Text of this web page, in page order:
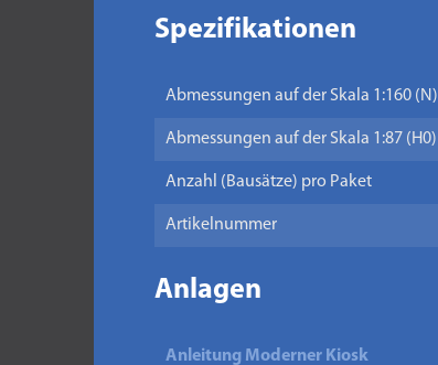
Spezifikationen
Abmessungen auf der Skala 1:160 (N)
Abmessungen auf der Skala 1:87 (H0)
Anzahl (Bausätze) pro Paket
Artikelnummer
Anlagen
Anleitung Moderner Kiosk